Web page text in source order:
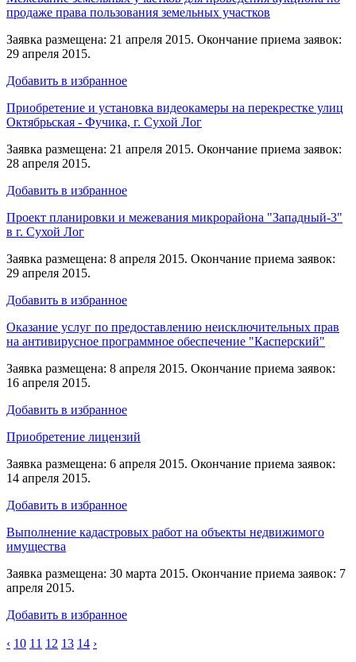
продаже права пользования земельных участков
Заявка размещена: 21 апреля 2015. Окончание приема заявок:
29 апреля 2015.
Добавить в избранное
Приобретение и установка видеокамеры на перекрестке улиц
Октябрьская - Фучика, г. Сухой Лог
Заявка размещена: 21 апреля 2015. Окончание приема заявок:
28 апреля 2015.
Добавить в избранное
Проект планировки и межевания микрорайона "Западный-3"
в г. Сухой Лог
Заявка размещена: 8 апреля 2015. Окончание приема заявок:
29 апреля 2015.
Добавить в избранное
Оказание услуг по предоставлению неисключительных прав
на антивирусное программное обеспечение "Касперский"
Заявка размещена: 8 апреля 2015. Окончание приема заявок:
16 апреля 2015.
Добавить в избранное
Приобретение лицензий
Заявка размещена: 6 апреля 2015. Окончание приема заявок:
14 апреля 2015.
Добавить в избранное
Выполнение кадастровых работ на объекты недвижимого
имущества
Заявка размещена: 30 марта 2015. Окончание приема заявок: 7
апреля 2015.
Добавить в избранное
‹ 10 11 12 13 14 ›